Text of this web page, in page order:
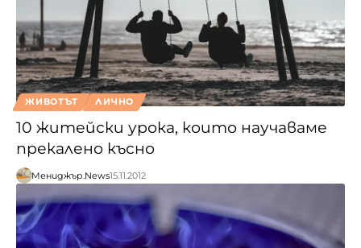
ЖИВОТЪТ ЛИЧНО
10 житейски урока, които научаваме
прекалено късно
Мениджър.News15.11.2012